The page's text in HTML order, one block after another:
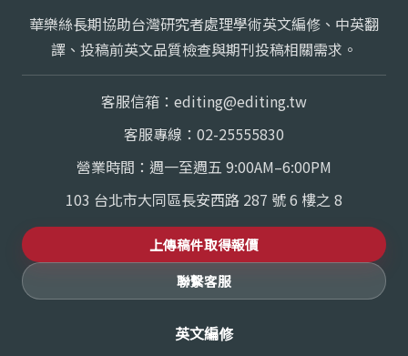
華樂絲長期協助台灣研究者處理學術英文編修、中英翻
譯、投稿前英文品質檢查與期刊投稿相關需求。
客服信箱： editing@editing.tw
客服專線： 02-25555830
營業時間：週一至週五 9:00AM–6:00PM
103 台北市大同區長安西路 287 號 6 樓之 8
上傳稿件取得報價
聯繫客服
英文編修